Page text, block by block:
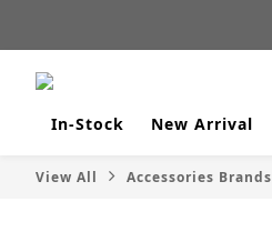
In-Stock New Arrival
View All Accessories Brands